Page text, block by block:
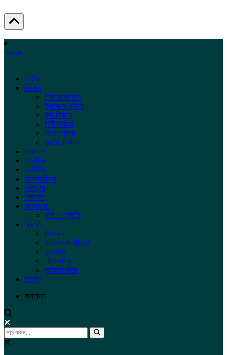
প্রচ্ছদ
জাতীয়
নির্বাচন
নির্বাচন কমিশন
উপজেলা পরিষদ
উপ-নির্বাচন
সিটি নির্বাচন
জেলা পরিষদ
জাতীয় নির্বাচন
সারাদেশ
রাজনীতি
অর্থনীতি
আন্তর্জাতিক
খেলাধুলা
শিক্ষাঙ্গন
আবহাওয়া
কৃষি ও প্রকৃতি
ফিচার
বিনোদন
ইতিহাস ও ঐতিহ্য
মুক্তমত
লাইফস্টাইল
সাহিত্য পাতা
স্বাস্থ্য
অন্যান্য